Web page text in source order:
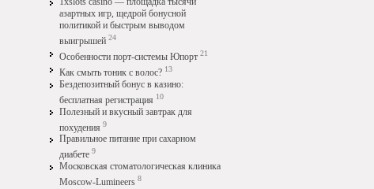
азартных игр, щедрой бонусной
политикой и быстрым выводом
выигрышей 24
Особенности порт-системы Юпорт 21
Как смыть тоник с волос? 13
Бездепозитный бонус в казино:
бесплатная регистрация 10
Полезный и вкусный завтрак для
похудения 9
Правильное питание при сахарном
диабете 9
Московская стоматологическая клиника
Moscow-Lumineers 8